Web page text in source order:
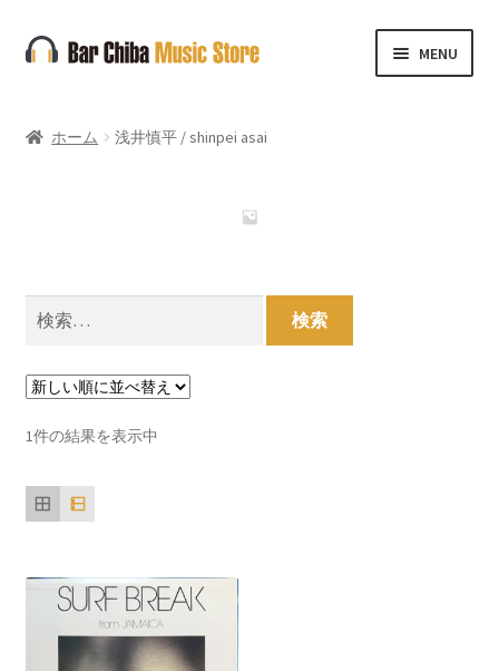
ナ
ビ
ー
キ
ッ
コ
ン
ン
プ
MENU
ホーム 浅井慎平 / shinpei asai
検
索:
1件の結果を表示中